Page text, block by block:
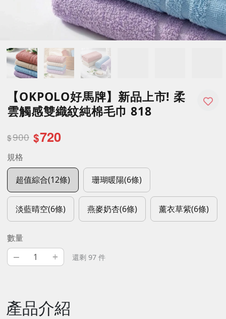
【OKPOLO好馬牌】新品上市! 柔
雲觸感雙織紋純棉毛巾 818
$900 $720
規格
超值綜合(12條) 珊瑚暖陽(6條)
淡藍晴空(6條) 燕麥奶杏(6條) 薰衣草紫(6條)
數量
– + 還剩 97 件
產品介紹